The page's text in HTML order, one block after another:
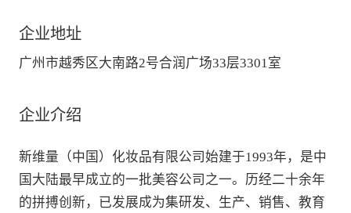
企业地址
广州市越秀区大南路2号合润广场33层3301室
企业介绍
新维量（中国）化妆品有限公司始建于1993年，是中
国大陆最早成立的一批美容公司之一。历经二十余年
的拼搏创新，已发展成为集研发、生产、销售、教育